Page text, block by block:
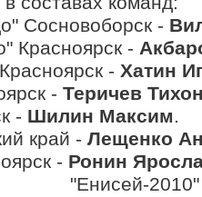
Сосновоборск -
Красноярск -
- Хатин
- Теричев
- Шилин Максим.
край - Лещенко
- Ронин